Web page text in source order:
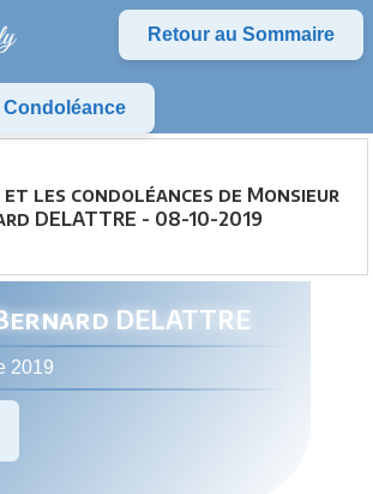
Retour au Sommaire
Condoléance
et les condoléances de Monsieur
DELATTRE - 08-10-2019
DELATTRE
2019